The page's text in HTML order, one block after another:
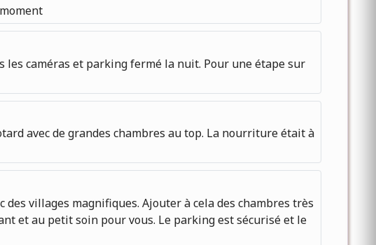
caméras et parking fermé la nuit. Pour une étape sur
avec de grandes chambres au top. La nourriture était à
villages magnifiques. Ajouter à cela des chambres très
et au petit soin pour vous. Le parking est sécurisé et le